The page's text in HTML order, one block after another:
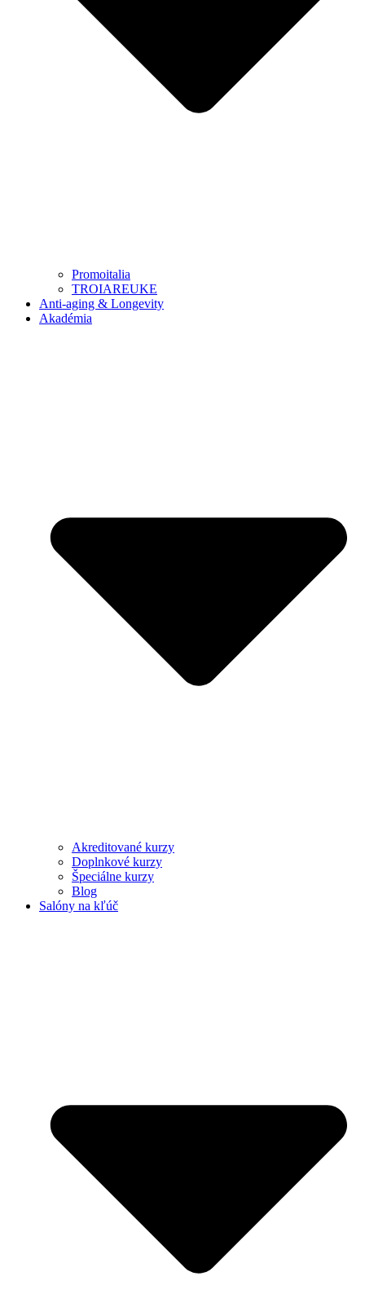
Promoitalia
TROIAREUKE
Anti-aging & Longevity
Akadémia
Akreditované kurzy
Doplnkové kurzy
Špeciálne kurzy
Blog
Salóny na kľúč